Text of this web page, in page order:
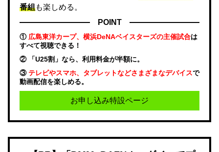
番組も楽しめる。
POINT
① 広島東洋カープ、横浜DeNAベイスターズの主催試合は
すべて視聴できる！
② 「U25割」なら、利用料金が半額に。
③ テレビやスマホ、タブレットなどさまざまなデバイスで
動画配信を楽しめる。
お申し込み特設ページ